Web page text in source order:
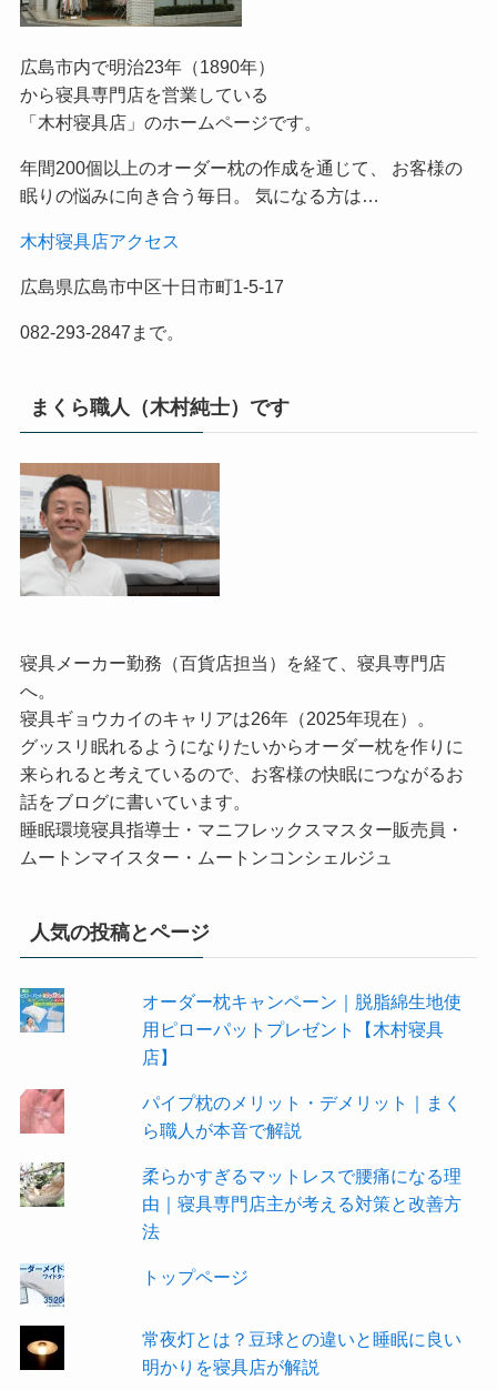
広島市内で明治23年（1890年）
から寝具専門店を営業している
「木村寝具店」のホームページです。
年間200個以上のオーダー枕の作成を通じて、 お客様の
眠りの悩みに向き合う毎日。 気になる方は…
木村寝具店アクセス
広島県広島市中区十日市町1-5-17
082-293-2847まで。
まくら職人（木村純士）です
寝具メーカー勤務（百貨店担当）を経て、寝具専門店
へ。
寝具ギョウカイのキャリアは26年（2025年現在）。
グッスリ眠れるようになりたいからオーダー枕を作りに
来られると考えているので、お客様の快眠につながるお
話をブログに書いています。
睡眠環境寝具指導士・マニフレックスマスター販売員・
ムートンマイスター・ムートンコンシェルジュ
人気の投稿とページ
オーダー枕キャンペーン｜脱脂綿生地使
用ピローパットプレゼント【木村寝具
店】
パイプ枕のメリット・デメリット｜まく
ら職人が本音で解説
柔らかすぎるマットレスで腰痛になる理
由｜寝具専門店主が考える対策と改善方
法
トップページ
常夜灯とは？豆球との違いと睡眠に良い
明かりを寝具店が解説